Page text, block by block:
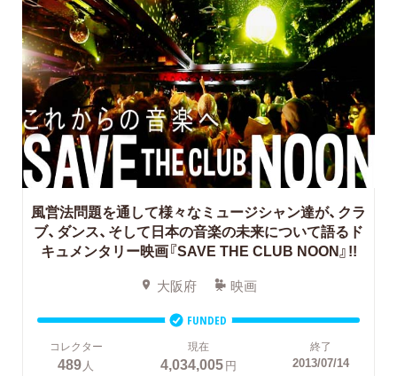
風営法問題を通して様々なミュージシャン達が、クラ
ブ、ダンス、そして日本の音楽の未来について語るド
キュメンタリー映画『SAVE THE CLUB NOON』!!
大阪府 映画
FUNDED
コレクター
489人
現在
4,034,005円
終了
2013/07/14